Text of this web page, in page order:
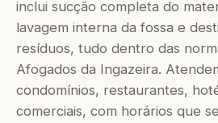
inclui sucção completa do
lavagem interna da fossa e
resíduos, tudo dentro das
Afogados da Ingazeira.
condomínios, restaurantes,
comerciais, com horários que